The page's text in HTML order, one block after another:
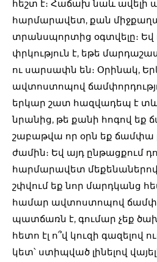
հեշտ է։ Հաճախ նաև ավելի
հարմարավետ, քան
տրանսպորտից օգտվելը։ Եվ
փրկություն է, եթե
ու սարսափն են։ Օրինակ,
ավտոստոպով
երկար շատ հազվադեպ է
նրանից, թե քանի հոգով եք
շաբաթվա որ օրն եք ճամփա
ժամին։ Եվ այդ ընթացքում
հարմարավետ
շփվում եք նոր մարդկանց
համար ավտոստոպով
պատճառն է, գումար չեք
հետո էլ ո՞վ կուզի գազելով
կետ՝ ստիպված լինելով